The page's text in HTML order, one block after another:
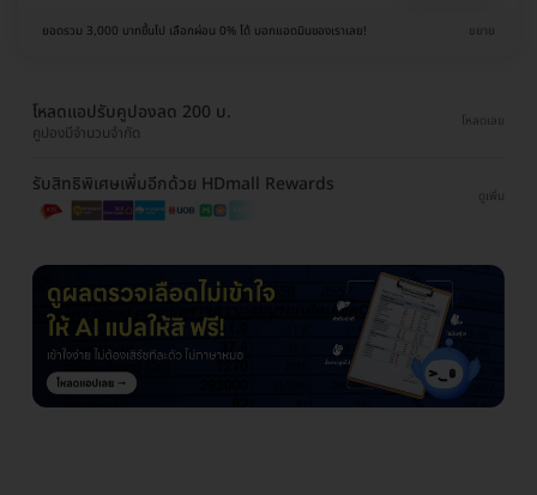
ยอดรวม 3,000 บาทขึ้นไป เลือกผ่อน 0% ได้ บอกแอดมินของเราเลย! ขยาย
โหลดแอปรับคูปองลด 200 บ.
คูปองมีจำนวนจำกัด
โหลดเลย
รับสิทธิพิเศษเพิ่มอีกด้วย HDmall Rewards
ดูเพิ่ม